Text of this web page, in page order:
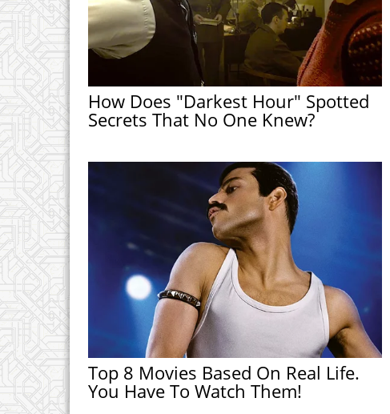
How Does "Darkest Hour" Spotted
Secrets That No One Knew?
Top 8 Movies Based On Real Life.
You Have To Watch Them!